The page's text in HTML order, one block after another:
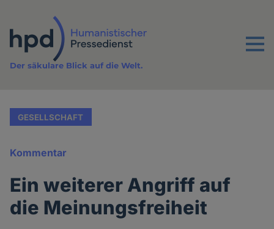
Inhalt
Menu
Der säkulare Blick auf die Welt.
GESELLSCHAFT
Kommentar
Ein weiterer Angriff auf
die Meinungsfreiheit